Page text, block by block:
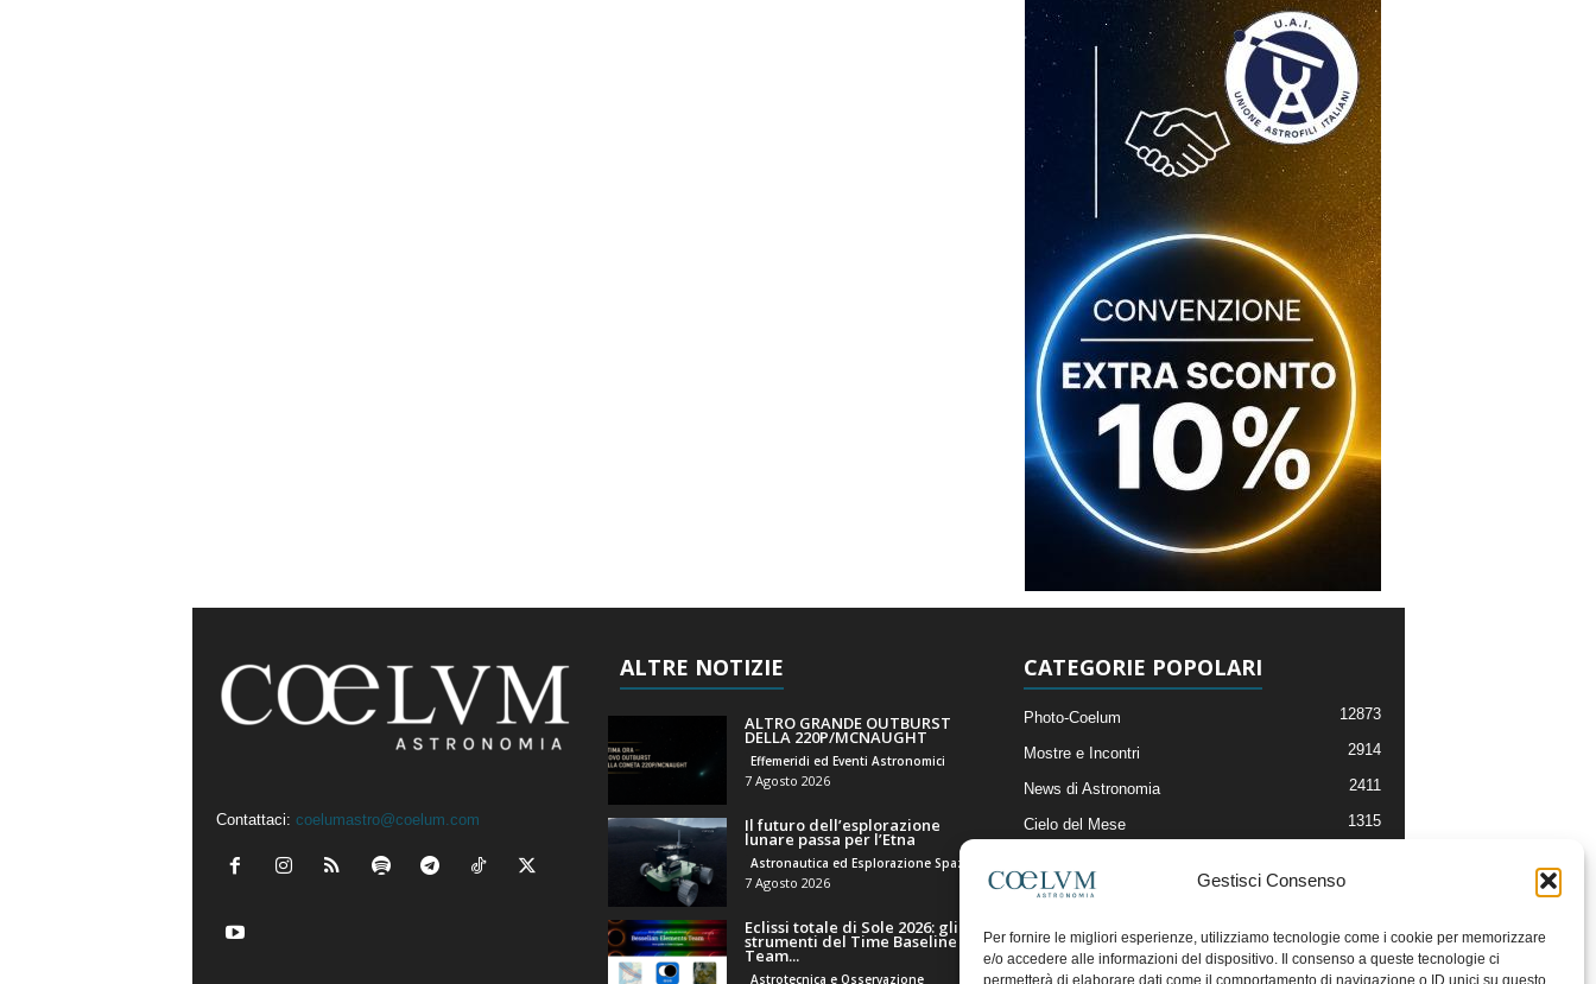
Gestisci Consenso
Per fornire le migliori esperienze, utilizziamo tecnologie come i cookie per memorizzare
e/o accedere alle informazioni del dispositivo. Il consenso a queste tecnologie ci
permetterà di elaborare dati come il comportamento di navigazione o ID unici su questo
Contattaci: coelumastro@coelum.com
ALTRE NOTIZIE
ALTRO GRANDE OUTBURST
DELLA 220P/MCNAUGHT
Effemeridi ed Eventi Astronomici
7 Agosto 2026
Il futuro dell’esplorazione
lunare passa per l’Etna
7 Agosto 2026
Eclissi totale di Sole 2026: gli
strumenti del Time Baseline
Team...
Astrotecnica e Osservazione
CATEGORIE POPOLARI
Photo-Coelum 12873
Mostre e Incontri 2914
News di Astronomia 2411
Cielo del Mese 1315
Articoli e Risorse On-Line
Il Blog della Redazione